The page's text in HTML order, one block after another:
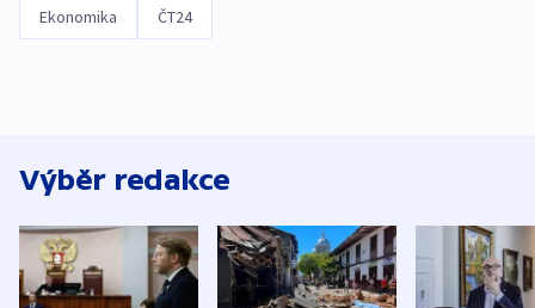
Ekonomika ČT24
Výběr redakce